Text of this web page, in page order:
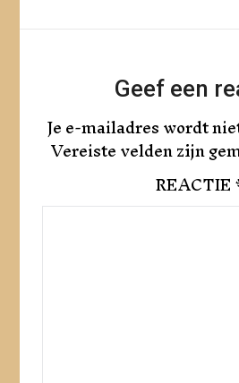
Geef een
Je e-mailadres wordt
Vereiste velden zijn
REACTIE